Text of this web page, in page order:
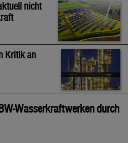
nicht
Kritik an
Wasserkraftwerken durch